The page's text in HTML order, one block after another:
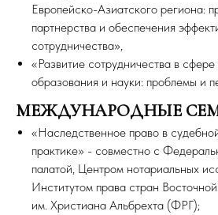
Европейско-Азиатского региона:
партнерства и обеспечения
сотрудничества»,
«Развитие сотрудничества в
образования и науки: проблемы и
МЕЖДУНАРОДНЫЕ
«Наследственное право в
практике» - совместно с
палатой, Центром нотариальных
Институтом права стран
им. Христиана Альбрехта (ФРГ);